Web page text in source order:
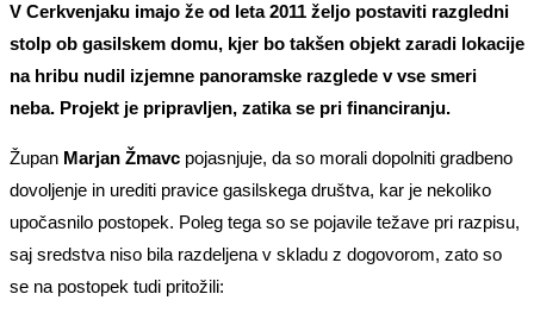
V Cerkvenjaku imajo že od leta 2011 željo postaviti razgledni
stolp ob gasilskem domu, kjer bo takšen objekt zaradi lokacije
na hribu nudil izjemne panoramske razglede v vse smeri
neba. Projekt je pripravljen, zatika se pri financiranju.
Župan Marjan Žmavc pojasnjuje, da so morali dopolniti gradbeno
dovoljenje in urediti pravice gasilskega društva, kar je nekoliko
upočasnilo postopek. Poleg tega so se pojavile težave pri razpisu,
saj sredstva niso bila razdeljena v skladu z dogovorom, zato so
se na postopek tudi pritožili: